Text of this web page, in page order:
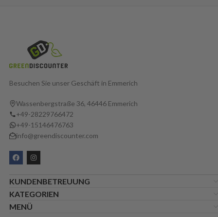
Besuchen Sie unser Geschäft in Emmerich
Wassenbergstraße 36, 46446 Emmerich
+49-28229766472
+49-15146476763
info@greendiscounter.com
KUNDENBETREUUNG
KATEGORIEN
MENÜ